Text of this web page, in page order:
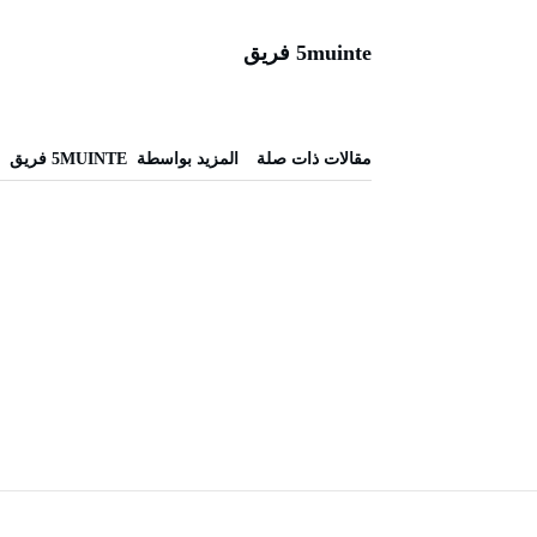
5muinte فريق
‫مقالات ذات صلة‬ ‫‫المزيد بواسطة‬ ‬ 5MUINTE فريق